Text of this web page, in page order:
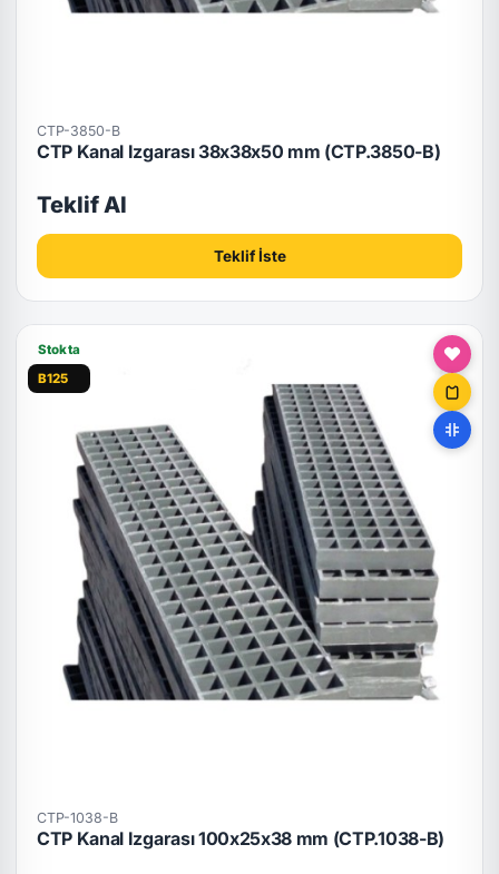
CTP-3850-B
CTP Kanal Izgarası 38x38x50 mm (CTP.3850-B)
Teklif Al
Teklif İste
Stokta
B125
CTP-1038-B
CTP Kanal Izgarası 100x25x38 mm (CTP.1038-B)